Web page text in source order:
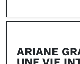
ARIANE